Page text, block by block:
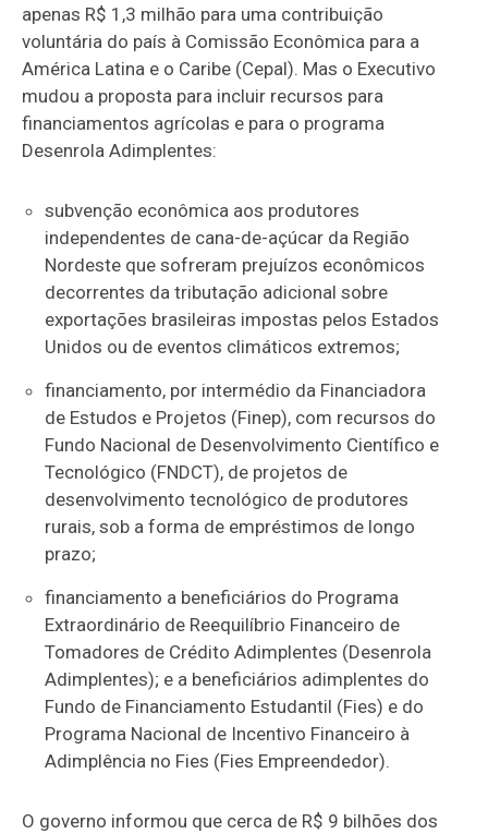
apenas R$ 1,3 milhão para uma contribuição
voluntária do país à Comissão Econômica para a
América Latina e o Caribe (Cepal). Mas o Executivo
mudou a proposta para incluir recursos para
financiamentos agrícolas e para o programa
Desenrola Adimplentes:
subvenção econômica aos produtores
independentes de cana-de-açúcar da Região
Nordeste que sofreram prejuízos econômicos
decorrentes da tributação adicional sobre
exportações brasileiras impostas pelos Estados
Unidos ou de eventos climáticos extremos;
financiamento, por intermédio da Financiadora
de Estudos e Projetos (Finep), com recursos do
Fundo Nacional de Desenvolvimento Científico e
Tecnológico (FNDCT), de projetos de
desenvolvimento tecnológico de produtores
rurais, sob a forma de empréstimos de longo
prazo;
financiamento a beneficiários do Programa
Extraordinário de Reequilíbrio Financeiro de
Tomadores de Crédito Adimplentes (Desenrola
Adimplentes); e a beneficiários adimplentes do
Fundo de Financiamento Estudantil (Fies) e do
Programa Nacional de Incentivo Financeiro à
Adimplência no Fies (Fies Empreendedor).
O governo informou que cerca de R$ 9 bilhões dos